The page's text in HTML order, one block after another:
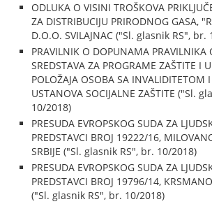
ODLUKA O VISINI TROŠKOVA
ZA DISTRIBUCIJU PRIRODNOG GASA,
D.O.O. SVILAJNAC ("Sl. glasnik RS", br.
PRAVILNIK O DOPUNAMA PRAVILNIKA
SREDSTAVA ZA PROGRAME ZAŠTITE I
POLOŽAJA OSOBA SA INVALIDITETOM
USTANOVA SOCIJALNE ZAŠTITE ("Sl.
10/2018)
PRESUDA EVROPSKOG SUDA ZA
PREDSTAVCI BROJ 19222/16,
SRBIJE ("Sl. glasnik RS", br. 10/2018)
PRESUDA EVROPSKOG SUDA ZA
PREDSTAVCI BROJ 19796/14,
("Sl. glasnik RS", br. 10/2018)